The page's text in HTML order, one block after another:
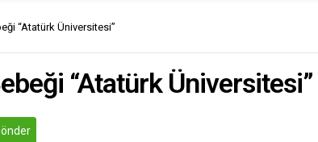
“Atatürk Üniversitesi”
“Atatürk Üniversitesi”